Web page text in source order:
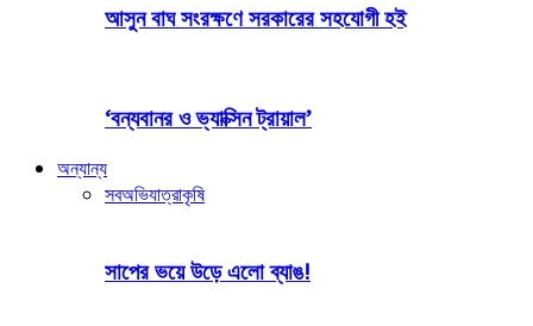
আসুন বাঘ সংরক্ষণে সরকারের সহযোগী হই
‘বন্যবানর ও ভ্যাক্সিন ট্রায়াল’
অন্যান্য
সবঅভিযাত্রাকৃষি
সাপের ভয়ে উড়ে এলো ব্যাঙ!